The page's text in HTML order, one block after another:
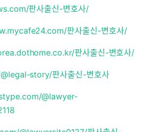
판사출신-변호사/
판사출신-변호사/
판사출신-변호사/
story/판사출신-변호사
@lawyer-